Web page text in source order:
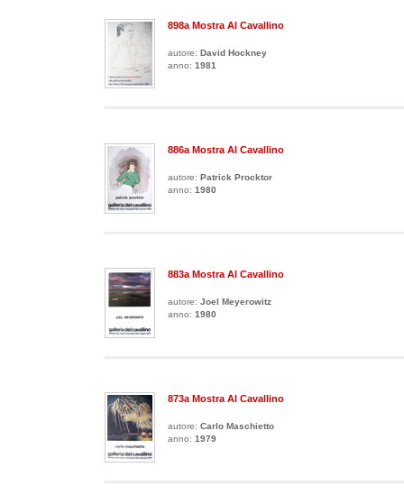
898a Mostra Al Cavallino
autore: David Hockney
anno: 1981
886a Mostra Al Cavallino
autore: Patrick Procktor
anno: 1980
883a Mostra Al Cavallino
autore: Joel Meyerowitz
anno: 1980
873a Mostra Al Cavallino
autore: Carlo Maschietto
anno: 1979